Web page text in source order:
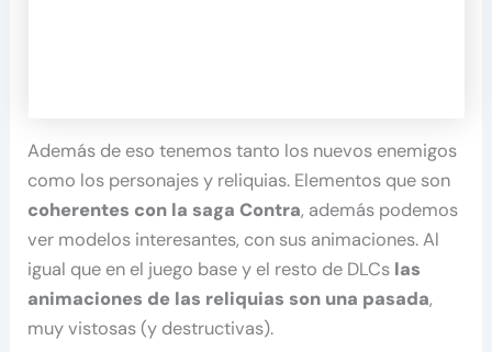
Además de eso tenemos tanto los nuevos enemigos
como los personajes y reliquias. Elementos que son
coherentes con la saga Contra, además podemos
ver modelos interesantes, con sus animaciones. Al
igual que en el juego base y el resto de DLCs las
animaciones de las reliquias son una pasada,
muy vistosas (y destructivas).